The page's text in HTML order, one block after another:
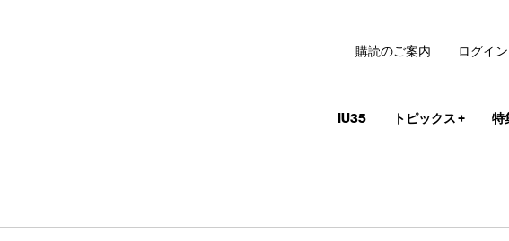
IU35 トピックス+ 特
購読のご案内 ログイン